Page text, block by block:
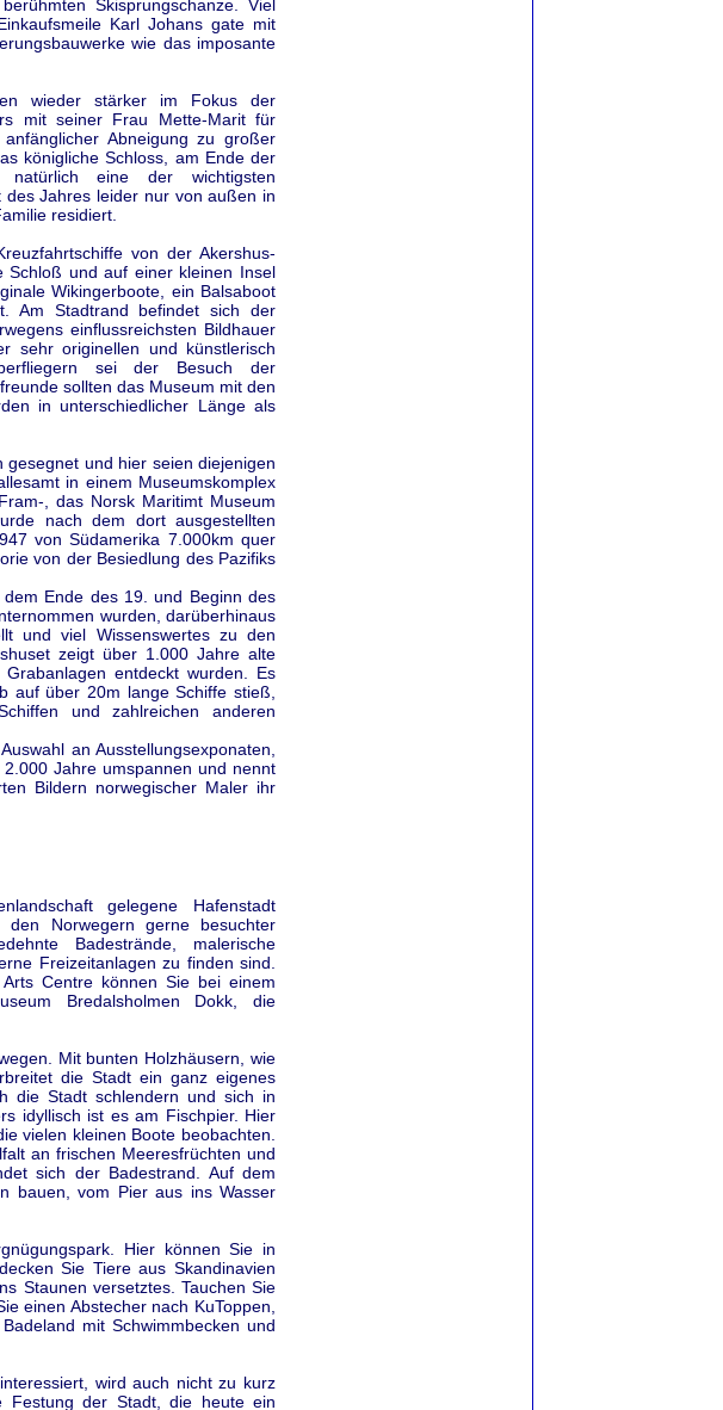
Skisprungschanze. Viel
Karl Johans gate mit
wie das imposante
wieder stärker im Fokus der
mit seiner Frau Mette-Marit für
Abneigung zu großer
königliche Schloss, am Ende der
eine der wichtigsten
Jahres leider nur von außen in
residiert.
von der Akershus-
Schloß und auf einer kleinen Insel
Wikingerboote, ein Balsaboot
Am Stadtrand befindet sich der
einflussreichsten Bildhauer
sehr originellen und künstlerisch
sei der Besuch der
sollten das Museum mit den
in unterschiedlicher Länge als
und hier seien diejenigen
in einem Museumskomplex
, das Norsk Maritimt Museum
nach dem dort ausgestellten
von Südamerika 7.000km quer
von der Besiedlung des Pazifiks
Ende des 19. und Beginn des
wurden, darüberhinaus
und viel Wissenswertes zu den
zeigt über 1.000 Jahre alte
entdeckt wurden. Es
auf über 20m lange Schiffe stieß,
und zahlreichen anderen
an Ausstellungsexponaten,
Jahre umspannen und nennt
Bildern norwegischer Maler ihr
gelegene Hafenstadt
Norwegern gerne besuchter
Badestrände, malerische
Freizeitanlagen zu finden sind.
Centre können Sie bei einem
Bredalsholmen Dokk, die
Mit bunten Holzhäusern, wie
die Stadt ein ganz eigenes
die Stadt schlendern und sich in
idyllisch ist es am Fischpier. Hier
vielen kleinen Boote beobachten.
an frischen Meeresfrüchten und
sich der Badestrand. Auf dem
bauen, vom Pier aus ins Wasser
Hier können Sie in
Sie Tiere aus Skandinavien
Staunen versetztes. Tauchen Sie
einen Abstecher nach KuToppen,
mit Schwimmbecken und
wird auch nicht zu kurz
Festung der Stadt, die heute ein